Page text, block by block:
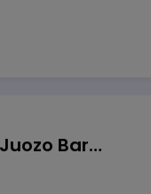
Kasininkas (-ė) - pardavėjas (-a), Juozo Bartašiaus g. 1, Utena